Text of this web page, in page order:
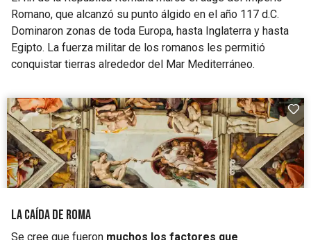
Romano, que alcanzó su punto álgido en el año 117 d.C.
Dominaron zonas de toda Europa, hasta Inglaterra y hasta
Egipto. La fuerza militar de los romanos les permitió
conquistar tierras alrededor del Mar Mediterráneo.
La caída de Roma
Se cree que fueron muchos los factores que